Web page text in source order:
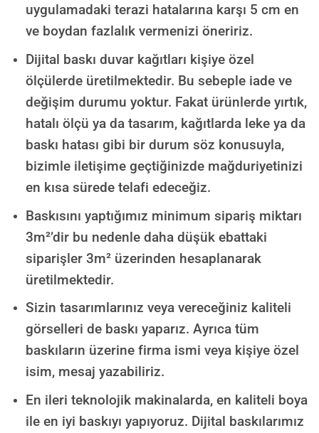
uygulamadaki terazi hatalarına karşı 5 cm en
ve boydan fazlalık vermenizi öneririz.
Dijital baskı duvar kağıtları kişiye özel
ölçülerde üretilmektedir. Bu sebeple iade ve
değişim durumu yoktur. Fakat ürünlerde yırtık,
hatalı ölçü ya da tasarım, kağıtlarda leke ya da
baskı hatası gibi bir durum söz konusuyla,
bizimle iletişime geçtiğinizde mağduriyetinizi
en kısa sürede telafi edeceğiz.
Baskısını yaptığımız minimum sipariş miktarı
3m²’dir bu nedenle daha düşük ebattaki
siparişler 3m² üzerinden hesaplanarak
üretilmektedir.
Sizin tasarımlarınız veya vereceğiniz kaliteli
görselleri de baskı yaparız. Ayrıca tüm
baskıların üzerine firma ismi veya kişiye özel
isim, mesaj yazabiliriz.
En ileri teknolojik makinalarda, en kaliteli boya
ile en iyi baskıyı yapıyoruz. Dijital baskılarımız